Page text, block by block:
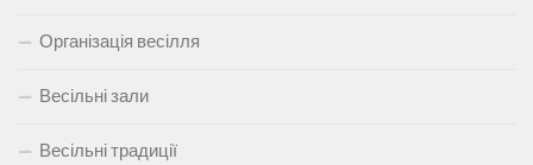
Організація весілля
Весільні зали
Весільні традиції